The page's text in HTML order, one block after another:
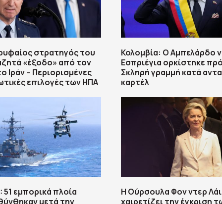
στρατηγός του
«έξοδο» από τον
Ιράν – Περιορισμένες
επιλογές των ΗΠΑ
51 εμπορικά πλοία
μετά την
Κολομβία: Ο Αμπελάρδο
Εσπριέγια ορκίστηκε
Σκληρή γραμμή κατά
καρτέλ
Η Ούρσουλα Φον ντερ
χαιρετίζει την έγκριση